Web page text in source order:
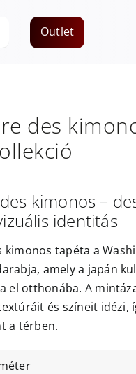
Outlet
des
kimonos –
identitás
kimonos tapéta a
amely a japán
el otthonába. A
és színeit idézi,
a térben.